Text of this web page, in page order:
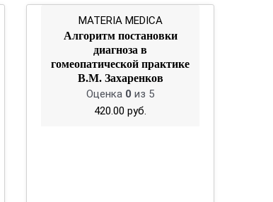
MATERIA MEDICA
Алгоритм постановки
диагноза в
гомеопатической практике
В.М. Захаренков
Оценка 0 из 5
420.00 руб.